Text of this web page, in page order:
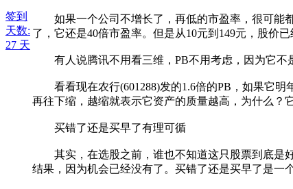
签到
天数:
27 天
如果一个公司不增长了，再低的市盈率，很可能都
了，它还是40倍市盈率。但是从10元到149元，股价
有人说腾讯不用看三维，PB不用考虑，因为它不
看看现在农行(601288)发的1.6倍的PB，如果它明
再往下缩，越缩就表示它资产的质量越高，为什么？
买错了还是买早了有理可循
其实，在选股之前，谁也不知道这只股票到底是好
结果，因为机会已经没有了。买错了还是买早了是一